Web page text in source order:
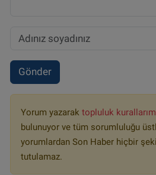
Gönder
Yorum yazarak topluluk
bulunuyor ve tüm sorumluluğu
yorumlardan Son Haber hiçbir
tutulamaz.